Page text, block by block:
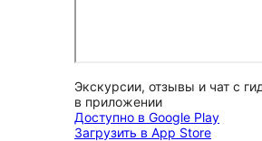
Экскурсии, отзывы и чат с
в приложении
Доступно в Google Play
Загрузить в App Store